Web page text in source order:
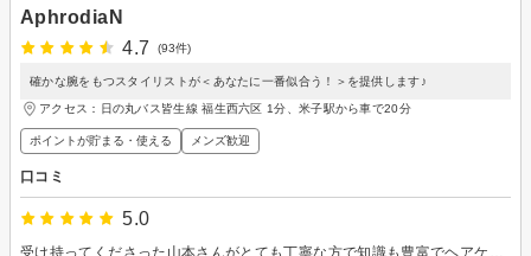
AphrodiaN
4.7
(93件)
確かな腕をもつスタイリストが＜あなたに一番似合う！＞を提供します♪
アクセス：日の丸バス皆生線 福生西六区 1分、米子駅から車で20分
ポイントが貯まる・使える メンズ歓迎
口コミ
5.0